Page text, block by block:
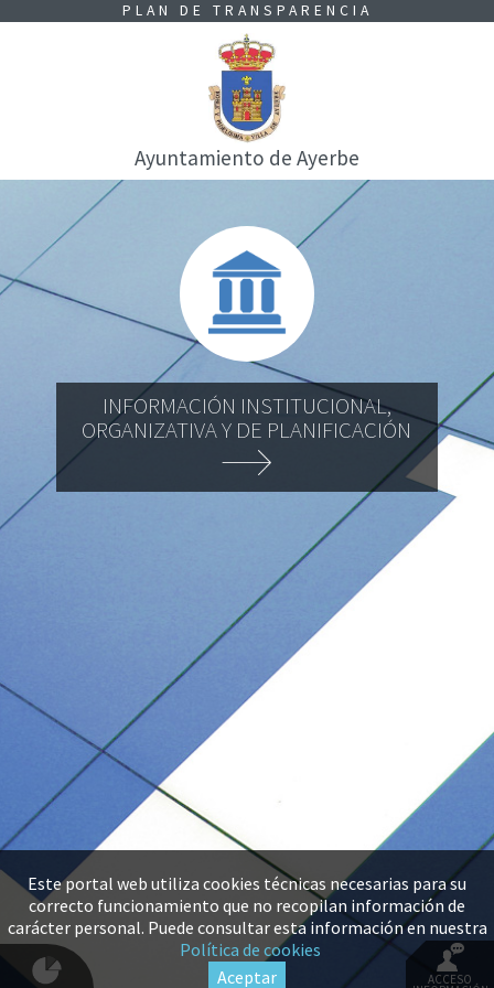
PLAN DE TRANSPARENCIA
Ayuntamiento de Ayerbe
INFORMACIÓN INSTITUCIONAL,
ORGANIZATIVA Y DE PLANIFICACIÓN
ACCESO
Este portal web utiliza cookies técnicas necesarias para su
correcto funcionamiento que no recopilan información de
carácter personal. Puede consultar esta información en nuestra
Política de cookies
Aceptar